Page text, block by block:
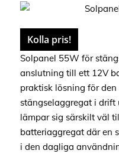
Kolla pris!
Solpanel 55W för
anslutning till ett 12V
praktisk lösning för
stängselaggregat i drift
lämpar sig särskilt väl
batteriaggregat där en
i den dagliga